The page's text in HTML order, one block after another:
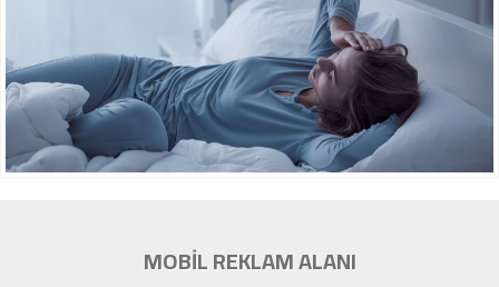
MOBİL REKLAM ALANI